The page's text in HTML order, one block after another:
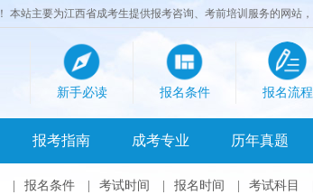
！ 本站主要为江西省成考生提供报考咨询、考前培训服务的网站
新手必读 报名条件 报名流程
报考指南 成考专业 历年真题
报名条件 考试时间 报名时间 考试科目